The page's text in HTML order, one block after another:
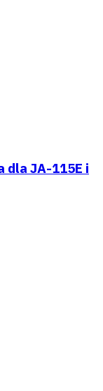
dla JA-115E i